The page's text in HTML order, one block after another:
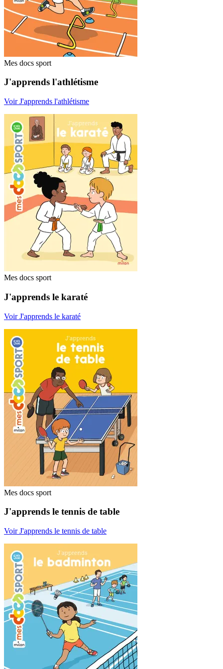
Mes docs sport
J'apprends l'athlétisme
Voir J'apprends l'athlétisme
Mes docs sport
J'apprends le karaté
Voir J'apprends le karaté
Mes docs sport
J'apprends le tennis de table
Voir J'apprends le tennis de table